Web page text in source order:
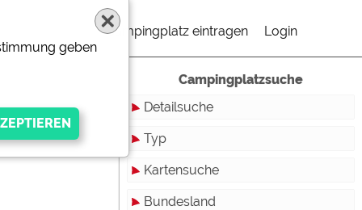
Campingplatz eintragen Login
Campingplatzsuche
Detailsuche
Typ
Touristikstellplätze
Dauerstellplätze
Kartensuche
Bundesland
geben